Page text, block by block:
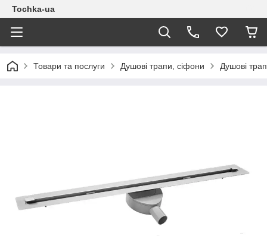
Tochka-ua
Товари та послуги Душові трапи, сіфони Душові